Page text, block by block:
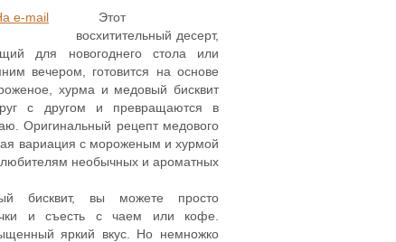
e-mail
Этот
восхитительный десерт,
для новогоднего стола или
вечером, готовится на основе
хурма и медовый бисквит
с другом и превращаются в
Оригинальный рецепт медового
вариация с мороженым и хурмой
любителям необычных и ароматных
бисквит, вы можете просто
и съесть с чаем или кофе.
яркий вкус. Но немножко